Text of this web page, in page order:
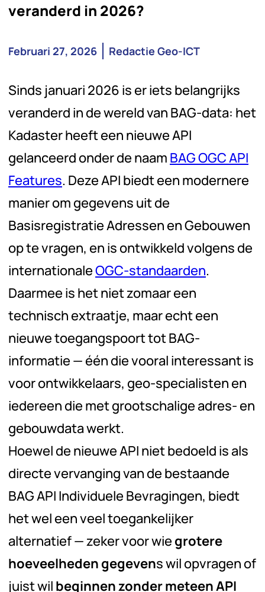
veranderd in 2026?
Februari 27, 2026 Redactie Geo-ICT
Sinds januari 2026 is er iets belangrijks
veranderd in de wereld van BAG-data: het
Kadaster heeft een nieuwe API
gelanceerd onder de naam BAG OGC API
Features. Deze API biedt een modernere
manier om gegevens uit de
Basisregistratie Adressen en Gebouwen
op te vragen, en is ontwikkeld volgens de
internationaleOGC-standaarden.
Daarmee is het niet zomaar een
technisch extraatje, maar echt een
nieuwe toegangspoort tot BAG-
informatie — één die vooral interessant is
voor ontwikkelaars, geo-specialisten en
iedereen die met grootschalige adres- en
gebouwdata werkt.
Hoewel de nieuwe API niet bedoeld is als
directe vervanging van de bestaande
BAG API Individuele Bevragingen, biedt
het wel een veel toegankelijker
alternatief — zeker voor wie grotere
hoeveelheden gegevens wil opvragen of
juist wil beginnen zonder meteen API